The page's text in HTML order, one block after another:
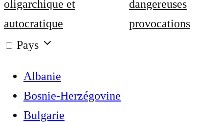
oligarchique et
autocratique
dangereuses
provocations
Pays
Albanie
Bosnie-Herzégovine
Bulgarie